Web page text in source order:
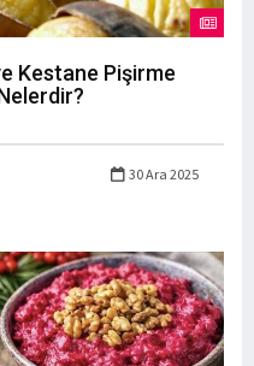
Kestane Pişirme
30 Ara 2025